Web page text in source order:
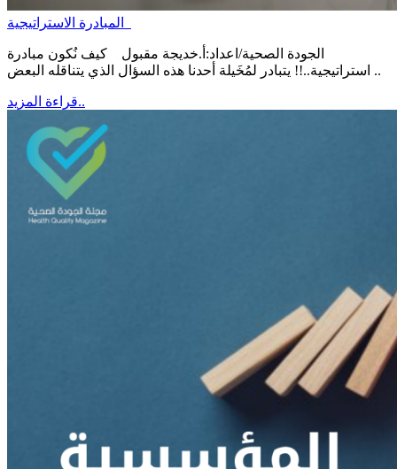
الجودة الصحية/اعداد:أ.خديجة مقبول كيف نُكون مبادرة
استراتيجية..!! يتبادر لمُخَيلة أحدنا هذه السؤال الذي يتناقله البعض ..
قراءة المزيد..